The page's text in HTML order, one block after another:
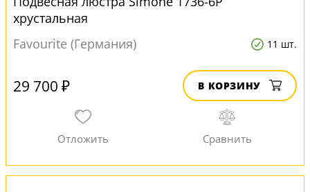
хрустальная
Favourite (Германия)
11 шт.
29 700 ₽ В КОРЗИНУ